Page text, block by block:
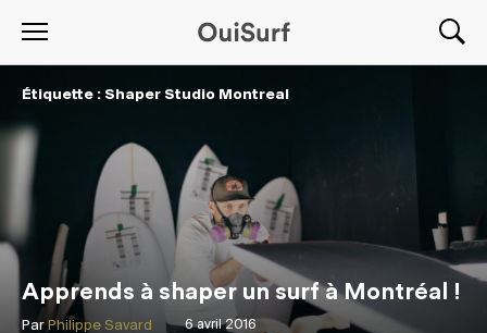
Étiquette : Shaper Studio Montreal
Apprends à shaper un surf à Montréal !
6 avril 2016
Par Philippe Savard